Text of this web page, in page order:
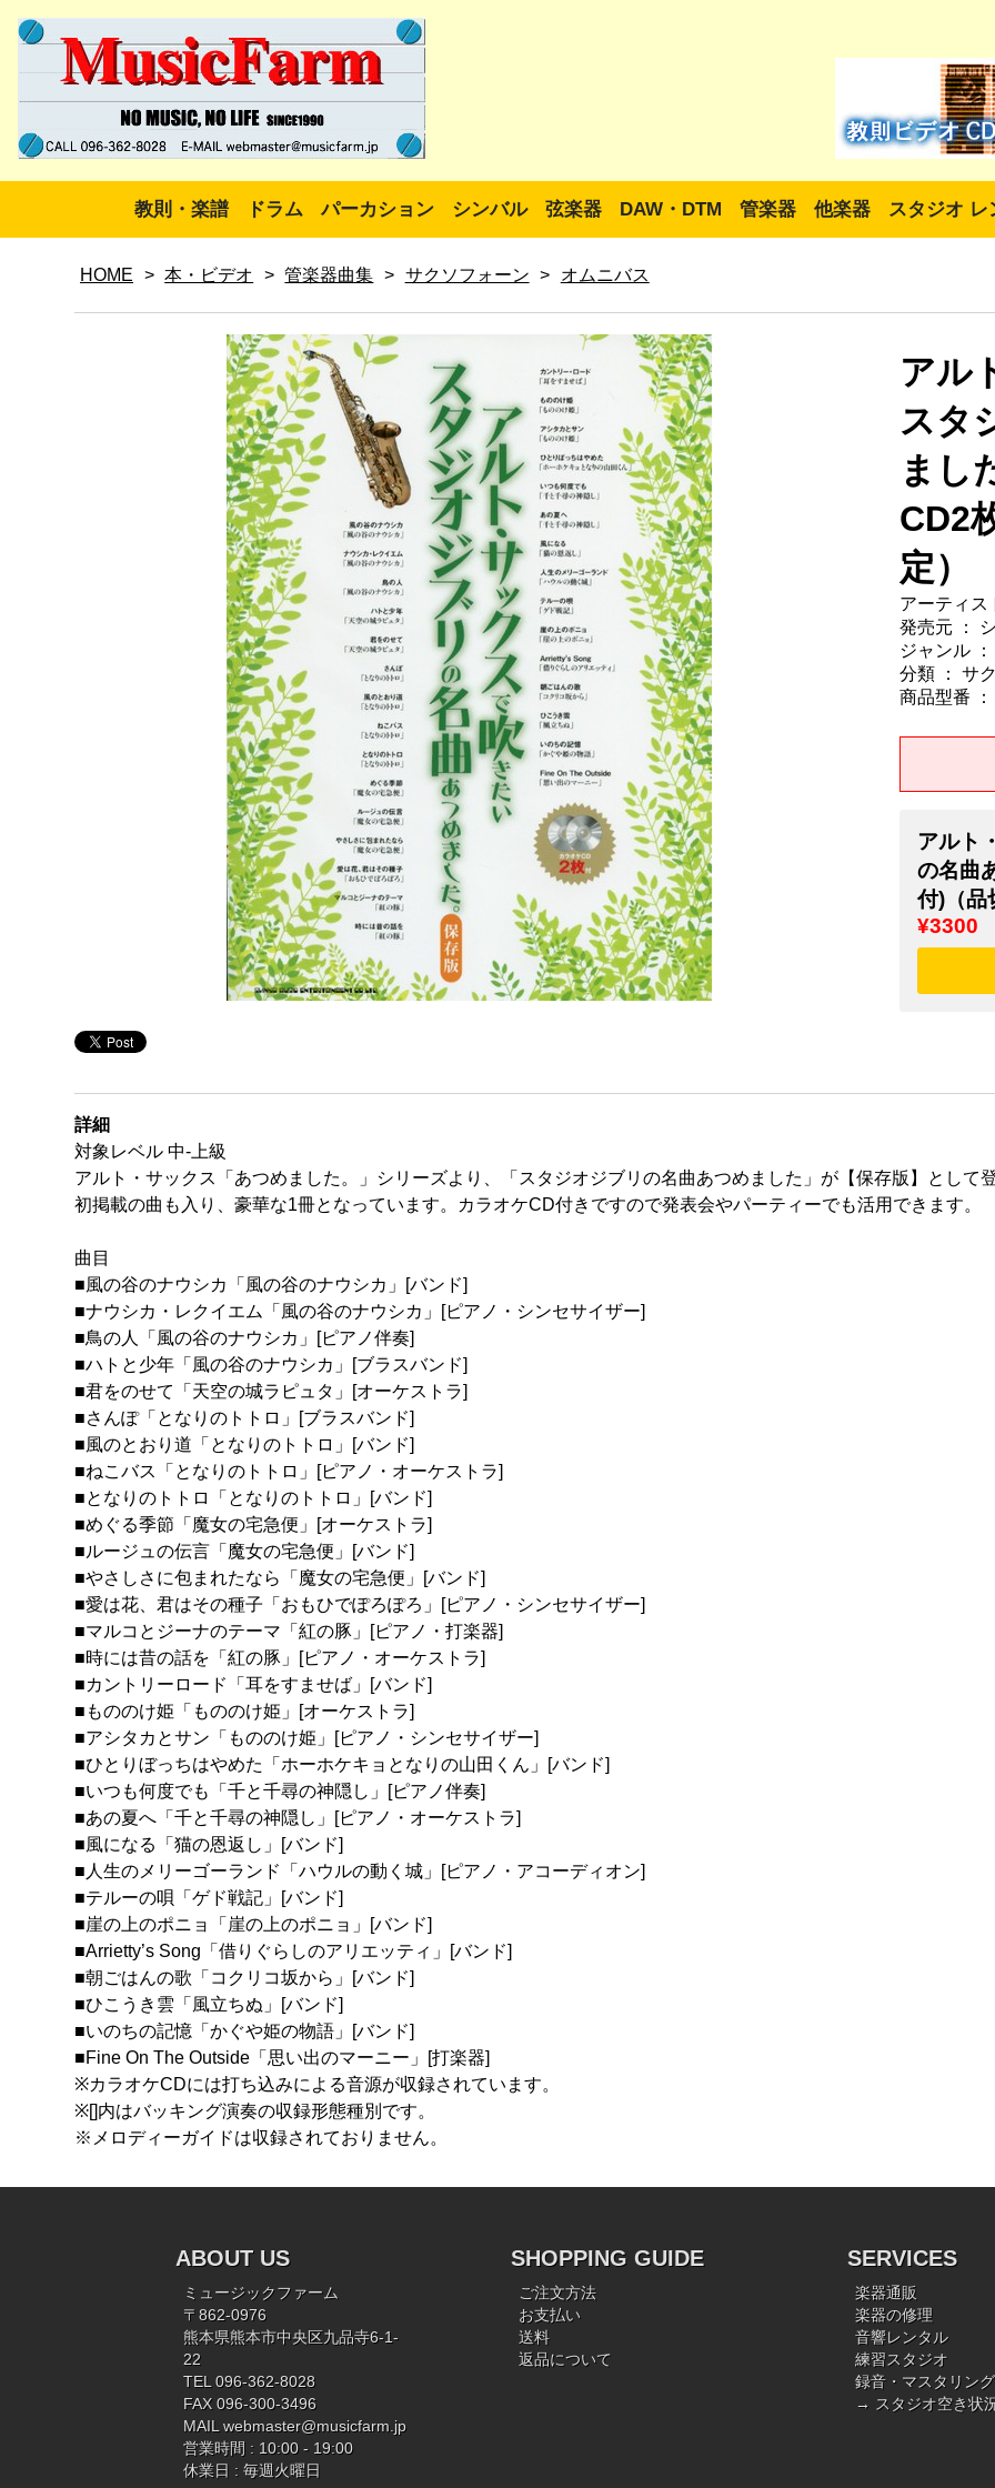
教則・楽譜 ドラム パーカション シンバル 弦楽器 DAW・DTM 管楽器 他楽器 スタジオ レ
HOME > 本・ビデオ > 管楽器曲集 > サクソフォーン > オムニバス
アル
スタ
まし
CD2
定）
アーティス
発売元 ：
ジャンル
分類 ： サ
商品型番
アルト
の名曲
付)（品
¥3300
詳細
対象レベル 中-上級
アルト・サックス「あつめました。」シリーズより、「スタジオジブリの名曲あつめました」が【保存版】として
初掲載の曲も入り、豪華な1冊となっています。カラオケCD付きですので発表会やパーティーでも活用できます。
曲目
■風の谷のナウシカ「風の谷のナウシカ」[バンド]
■ナウシカ・レクイエム「風の谷のナウシカ」[ピアノ・シンセサイザー]
■鳥の人「風の谷のナウシカ」[ピアノ伴奏]
■ハトと少年「風の谷のナウシカ」[ブラスバンド]
■君をのせて「天空の城ラピュタ」[オーケストラ]
■さんぽ「となりのトトロ」[ブラスバンド]
■風のとおり道「となりのトトロ」[バンド]
■ねこバス「となりのトトロ」[ピアノ・オーケストラ]
■となりのトトロ「となりのトトロ」[バンド]
■めぐる季節「魔女の宅急便」[オーケストラ]
■ルージュの伝言「魔女の宅急便」[バンド]
■やさしさに包まれたなら「魔女の宅急便」[バンド]
■愛は花、君はその種子「おもひでぽろぽろ」[ピアノ・シンセサイザー]
■マルコとジーナのテーマ「紅の豚」[ピアノ・打楽器]
■時には昔の話を「紅の豚」[ピアノ・オーケストラ]
■カントリーロード「耳をすませば」[バンド]
■もののけ姫「もののけ姫」[オーケストラ]
■アシタカとサン「もののけ姫」[ピアノ・シンセサイザー]
■ひとりぼっちはやめた「ホーホケキョとなりの山田くん」[バンド]
■いつも何度でも「千と千尋の神隠し」[ピアノ伴奏]
■あの夏へ「千と千尋の神隠し」[ピアノ・オーケストラ]
■風になる「猫の恩返し」[バンド]
■人生のメリーゴーランド「ハウルの動く城」[ピアノ・アコーディオン]
■テルーの唄「ゲド戦記」[バンド]
■崖の上のポニョ「崖の上のポニョ」[バンド]
■Arrietty’s Song「借りぐらしのアリエッティ」[バンド]
■朝ごはんの歌「コクリコ坂から」[バンド]
■ひこうき雲「風立ちぬ」[バンド]
■いのちの記憶「かぐや姫の物語」[バンド]
■Fine On The Outside「思い出のマーニー」[打楽器]
※カラオケCDには打ち込みによる音源が収録されています。
※[]内はバッキング演奏の収録形態種別です。
※メロディーガイドは収録されておりません。
ABOUT US
ミュージックファーム
〒862-0976
熊本県熊本市中央区九品寺6-1-
22
TEL 096-362-8028
FAX 096-300-3496
MAIL webmaster@musicfarm.jp
営業時間 : 10:00 - 19:00
休業日 : 毎週火曜日
SHOPPING GUIDE
ご注文方法
お支払い
送料
返品について
SERVICES
楽器通販
楽器の修理
音響レンタル
練習スタジオ
録音・マスタリング
→ スタジオ空き状